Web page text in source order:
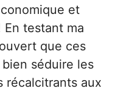
et
testant ma
que ces
séduire les
récalcitrants aux